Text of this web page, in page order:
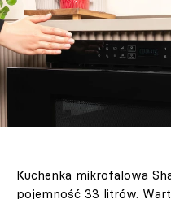
Kuchenka mikrofalowa
pojemność 33 litrów.